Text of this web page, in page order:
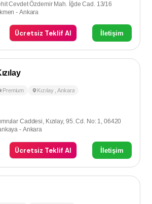
Cevdet Özdemir Mah. İğde Cad. 13/16
- Ankara
Ücretsiz Teklif Al İletişim
Premium Kızılay ,Ankara
Caddesi, Kızılay, 95. Cd. No: 1, 06420
- Ankara
Ücretsiz Teklif Al İletişim